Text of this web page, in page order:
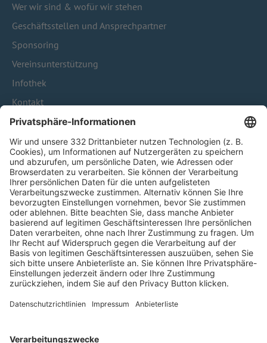
Wer wir sind & wofür wir stehen
Geschäftsstellen und Ansprechpartner
Sponsoring
Vereinsunterstützung
Infothek
Kontakt
HÄUFIG BESUCHTE SEITEN
Pässe und Vereinswechsel
Trainerausbildung
Schulungsangebot Vereinsmitarbeiter
BFV-Geschäftsstellen
Trainerbörse
Login SpielPlus
FOLGE DEM BFV